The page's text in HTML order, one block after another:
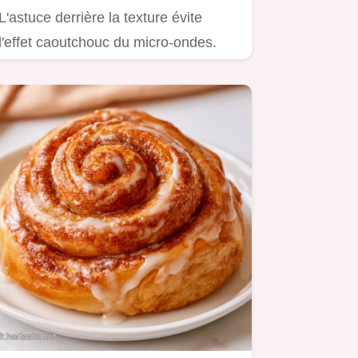
derrière la texture évite
caoutchouc du micro-ondes.